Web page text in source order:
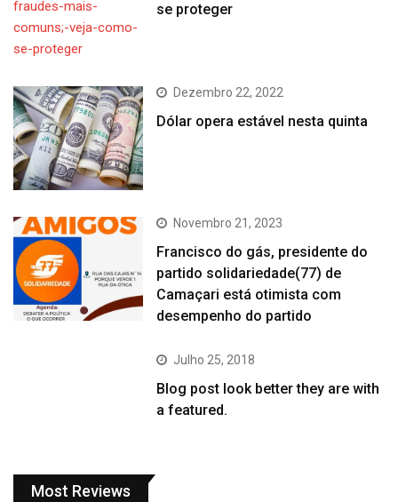
se proteger
Dezembro 22, 2022
Dólar opera estável nesta quinta
Novembro 21, 2023
Francisco do gás, presidente do
partido solidariedade(77) de
Camaçari está otimista com
desempenho do partido
Julho 25, 2018
Blog post look better they are with
a featured.
Most Reviews